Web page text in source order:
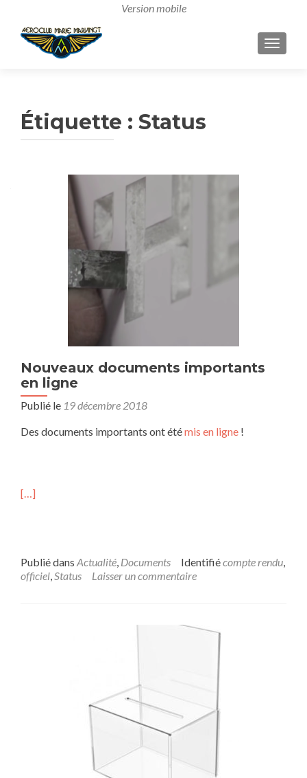
Étiquette : Status
Nouveaux documents importants
en ligne
Publié le 19 décembre 2018
Des documents importants ont étémis en ligne !
[…]
Publié dans Actualité, Documents Identifiécompte rendu,
officiel,Status Laisser un commentaire